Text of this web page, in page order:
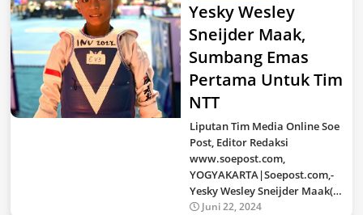
Yesky Wesley
Sneijder Maak,
Sumbang Emas
Pertama Untuk Tim
NTT
Liputan Tim Media Online Soe
Post, Editor Redaksi
www.soepost.com,
YOGYAKARTA|Soepost.com,-
Yesky Wesley Sneijder Maak(…
Juni 22, 2024